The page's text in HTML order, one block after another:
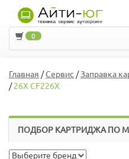
0
Главная /Сервис /Заправка
/26X CF226X
ПОДБОР КАРТРИДЖА ПО